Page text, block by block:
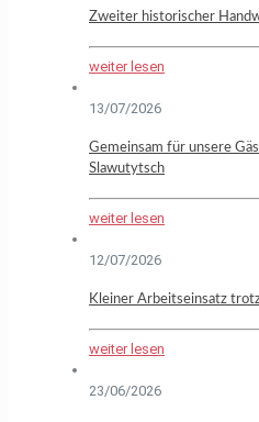
Zweiter historischer
weiter lesen
13/07/2026
Gemeinsam für unsere
Slawutytsch
weiter lesen
12/07/2026
Kleiner Arbeitseinsatz
weiter lesen
23/06/2026